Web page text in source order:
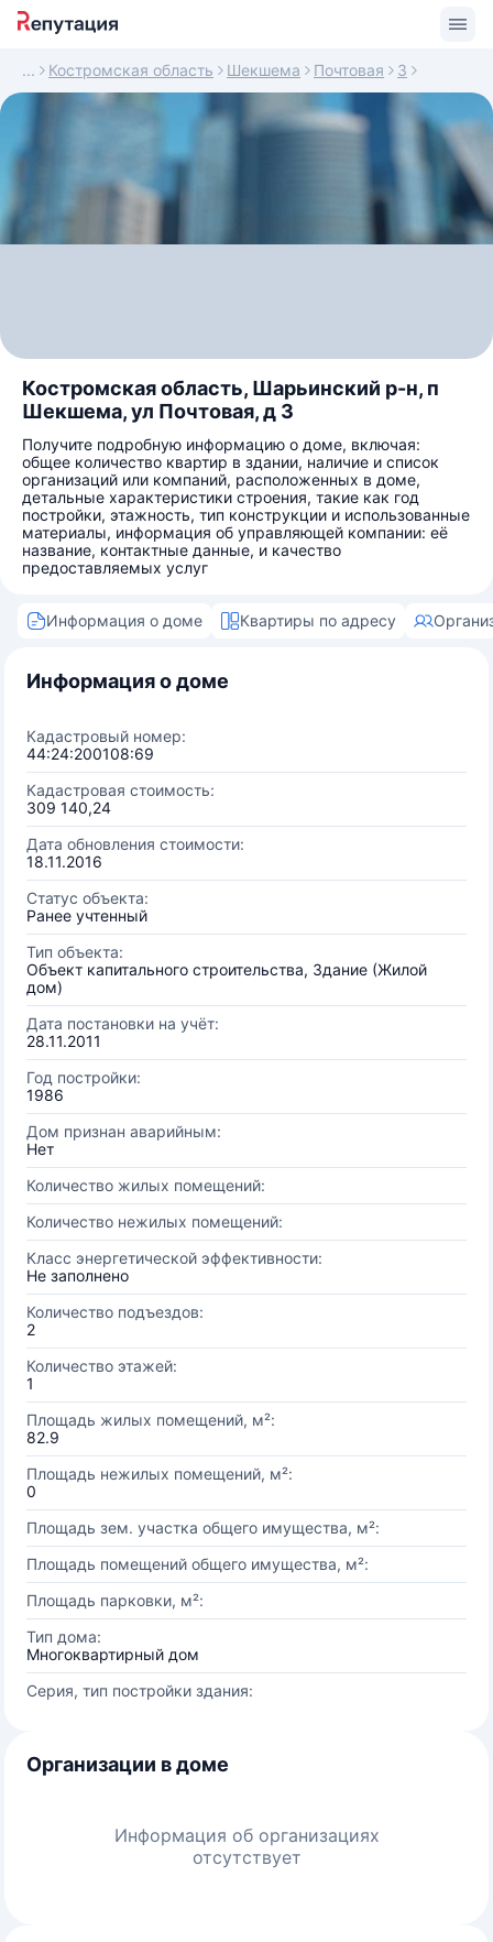
Костромская область Шекшема Почтовая 3
Костромская область, Шарьинский р-н, п
Шекшема, ул Почтовая, д 3
Получите подробную информацию о доме, включая:
общее количество квартир в здании, наличие и список
организаций или компаний, расположенных в доме,
детальные характеристики строения, такие как год
постройки, этажность, тип конструкции и использованные
материалы, информация об управляющей компании: её
название, контактные данные, и качество
предоставляемых услуг
Информация о доме Квартиры по адресу
Информация о доме
Кадастровый номер:
44:24:200108:69
Кадастровая стоимость:
309 140,24
Дата обновления стоимости:
18.11.2016
Статус объекта:
Ранее учтенный
Тип объекта:
Объект капитального строительства, Здание (Жилой
дом)
Дата постановки на учёт:
28.11.2011
Год постройки:
1986
Дом признан аварийным:
Нет
Количество жилых помещений:
Количество нежилых помещений:
Класс энергетической эффективности:
Не заполнено
Количество подъездов:
2
Количество этажей:
1
Площадь жилых помещений, м²:
82.9
Площадь нежилых помещений, м²:
0
Площадь зем. участка общего имущества, м²:
Площадь помещений общего имущества, м²:
Площадь парковки, м²:
Тип дома:
Многоквартирный дом
Серия, тип постройки здания:
Организации в доме
Информация об организациях
отсутствует